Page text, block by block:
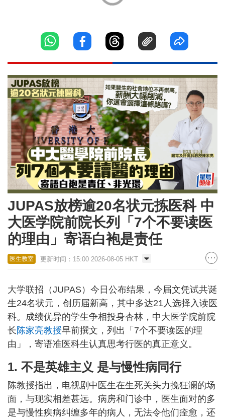
JUPAS放榜逾20名状元拣医科 中
大医学院前院长列「7个不要读医
的理由」寄语白袍是责任
医生教室 更新时间：15:00 2026-08-05 HKT
大学联招（JUPAS）今日公布结果，今届文凭试共诞
生24名状元，创历届新高，其中多达21人选择入读医
科。成绩优异的学生争相投身杏林，中大医学院前院
长陈家亮教授早前撰文，列出「7个不要读医的理
由」，寄语准医科生认真思考行医的真正意义。
1. 不是英雄主义 是与慢性病同行
陈教授指出，电视剧中医生在生死关头力挽狂澜的场
面，与现实相差甚远。病房和门诊中，医生面对的多
是与慢性疾病纠缠多年的病人，无法令他们痊愈，还